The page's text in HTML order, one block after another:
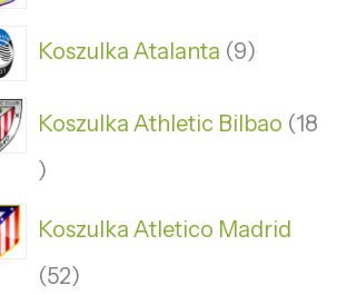
Koszulka Atalanta 9
Koszulka Athletic Bilbao 18
Koszulka Atletico Madrid
52